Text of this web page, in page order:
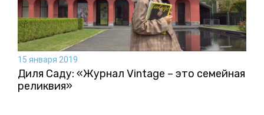
15 января 2019
Диля Саду: «Журнал Vintage – это семейная
реликвия»